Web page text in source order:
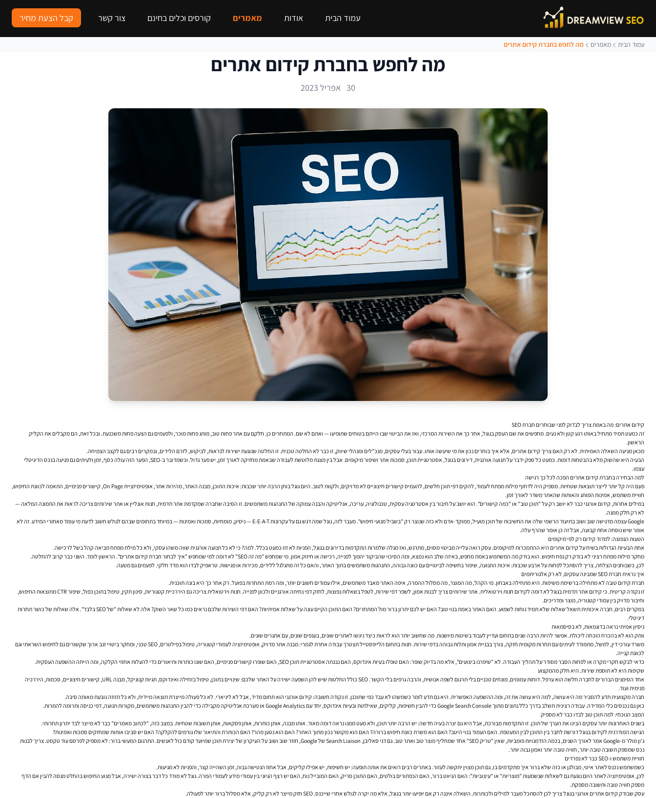
עמוד הבית אודות מאמרים קורסים וכלים בחינם צור קשר קבל הצעת מחיר
עמוד הבית מאמרים מה לחפש בחברת קידום אתרים
מה לחפש בחברת קידום אתרים
30 אפריל 2023
קידום אתרים: מה באמת צריך לבדוק לפני שבוחרים חברת SEO
זה כמעט תמיד מתחיל באותו רגע קטן ולא נעים. מחפשים את שם העסק בגוגל, אחר כך את השירות המרכזי, ואז את הביטוי שבו הייתם בטוחים שתופיעו — ואתם לא שם. המתחרים כן. חלקם עם אתר פחות טוב, מותג פחות מוכר, ולפעמים גם הצעה פחות משכנעת. ובכל זאת, הם מקבלים את הקליק
הראשון.
מכאן מגיעה השאלה האמיתית. לא רק האם צריך קידום אתרים, אלא איך בוחרים נכון את מי שיעשה אותו. עבור בעלי עסקים, מנכ"לים ומנהלי שיווק, זו כבר לא החלטה טכנית. זו החלטה שנוגעת ישירות לנראות, לביקוש, לזרם הלידים, ובמקרים רבים גם לקצב הצמיחה.
הבעיה היא שהשוק מלא בהבטחות דומות. כמעט כל ספק ידבר על תנועה אורגנית, דירוגים בגוגל, אסטרטגיית תוכן, סמכות אתר ושיפור מיקומים. אבל בין מצגת מלוטשת לעבודה שבאמת מחזיקה לאורך זמן, יש פער גדול. וכשמדובר ב-SEO, הפער הזה עולה כסף, זמן ולעיתים גם פגיעה בנכס הדיגיטלי
עצמו.
למה הבחירה בחברת קידום אתרים הפכה לכל כך רגישה
פעם היה קל יותר לייצר תוצאות שטחיות. מספיק היה לדחוף מילות מפתח לעמוד, להקים דפי תוכן חלשים, להעמיס קישורים חיצוניים לא מדויקים, ולקוות לטוב. היום גוגל בוחן הרבה יותר שכבות: איכות התוכן, מבנה האתר, מהירות אתר, אופטימיזציית On Page, קישורים פנימיים, התאמה לכוונת החיפוש,
חוויית משתמש, אמינות המותג והאותות שהאתר משדר לאורך זמן.
במילים אחרות, קידום אורגני כבר לא יושב רק על "תוכן טוב" או "כמה קישורים". הוא יושב על חיבור בין אסטרטגיה עסקית, טכנולוגיה, עריכה, אנליטיקה והבנה עמוקה של התנהגות משתמשים. זו הסיבה שחברה שמקדמת אתר תדמית, חנות אונליין או אתר שירותים צריכה לראות את התמונה המלאה —
לא רק חלק ממנה.
Google עצמה מדגישה שוב ושוב בתיעוד הרשמי שלה את החשיבות של תוכן מועיל, ממוקד-אדם ולא כזה שנוצר רק "בשביל מנועי חיפוש". מעבר לזה, גוגל שמה דגש גם על עקרונות E-E-A-T — ניסיון, מומחיות, סמכות ואמינות — במיוחד בתחומים שבהם לגולש חשוב לדעת מי עומד מאחורי המידע. זה לא
אומר שיש נוסחה אחת קבועה, אבל זה כן אומר שהרף עלה.
הטעות הנפוצה: למדוד קידום רק לפי מיקומים
אחת הבעיות הגדולות בשיח על קידום אתרים היא ההתמכרות למיקומים. עסק רואה עלייה מביטוי מסוים, מתרגש, ואז מגלה שלמרות התקדמות בדירוגים בגוגל, הפניות לא זזו כמעט בכלל. למה? כי לא כל תנועה אורגנית שווה משהו עסקי, ולא כל מילת מפתח מביאה קהל בשל לרכישה.
מחקר מילות מפתח רציני לא בודק רק נפח חיפוש. הוא בודק מה המשתמש באמת מחפש, באיזה שלב הוא נמצא, ומה הסיכוי שהביקור יהפוך לפנייה, רכישה או חיזוק אמון. מי שמחפש "מה זה SEO" לא דומה למי שמחפש "איך לבחור חברת קידום אתרים". הראשון לומד. השני כבר קרוב להחלטה.
לכן, כשבוחנים הצלחה, צריך להסתכל לפחות על ארבע שכבות: איכות התנועה, שיפור בחשיפה לביטויים עם כוונה גבוהה, התנהגות משתמשים בתוך האתר, והאם כל זה מתגלגל ללידים, מכירות או פגישות. טראפיק לבדו הוא מדד חלקי. לפעמים גם מטעה.
איך נראית חברת SEO שמבינה עסקים, לא רק אלגוריתמים
חברת קידום טובה לא מתחילה ברשימת משימות. היא מתחילה באבחון. מי הקהל, מה המוצר, מה מסלול ההמרה, איפה האתר מאבד משתמשים, אילו עמודים חשובים יותר, ומה רמת התחרות בפועל. רק אחר כך היא בונה תוכנית.
זו נקודה קריטית. כי קידום אתר תדמית בגוגל לא דומה לקידום חנות וירטואלית. אתר שירותים צריך לבנות אמון, לשפר דפי שירות, לטפל בשאלות נפוצות, לחזק דפי נחיתה אורגניים ולכוון לפנייה. חנות וירטואלית צריכה גם היררכיית קטגוריות, סינון תקין, טיפול בתוכן כפול, שיפור CTR מתוצאות החיפוש,
וחיבור מדויק בין עמודי קטגוריה, מוצר ומדריכים.
במקרים רבים, חברה איכותית תשאל שאלות שלא תמיד נוחות לשמוע. האם האתר באמת בנוי טוב? האם יש לכם יתרון ברור מול המתחרים? האם התוכן הקיים עונה על שאלות אמיתיות? האם דפי השירות שלכם נראים כמו כל שאר השוק? אלה לא שאלות "של SEO בלבד". אלה שאלות של כושר תחרות
דיגיטלי.
ניסיון אמיתי נראה בדוגמאות, לא בסיסמאות
וותק הוא לא בהכרח הוכחה ליכולת. אפשר להיות הרבה שנים בתחום ועדיין לעבוד בשיטות מיושנות. מה שחשוב יותר הוא לראות כיצד ניגשו לאתרים שונים, בענפים שונים, עם אתגרים שונים.
משרד עורכי דין, למשל, מתמודד לעיתים עם תחרות מקומית חזקה, צורך בבניית אמון ותלות גבוהה בדפי שירות. חנות בתחום הלייפסטייל תצטרך עבודה אחרת לגמרי: מבנה אתר מדויק, אופטימיזציה לעמודי קטגוריה, טיפול בפילטרים, SEO טכני, ומחקר ביטויי זנב ארוך שקשורים גם לחיפוש השראתי וגם
לכוונת קנייה.
כדאי לבקש חקרי מקרה או לפחות הסבר מסודר על תהליך העבודה. לא "שיפרנו ביצועים", אלא מה בדיוק שופר: האם טופלו בעיות אינדוקס, האם נבנתה אסטרטגיית תוכן SEO, האם שופרו קישורים פנימיים, האם שונו כותרות ותיאורים כדי להעלות אחוזי הקלקה, ומה הייתה ההשפעה העסקית.
שקיפות היא לא תוספת שירות. היא חלק מהמקצוע
אחד הסימנים הברורים לחברה חלשה הוא ערפל. דוחות עמומים, מונחים טכניים בלי תרגום לשפה אנושית, והרבה גרפים בלי הקשר. SEO כולל החלטות שיש להן השפעה ישירה על האתר שלכם: שינויים בתוכן, טיפול בזחילה ואינדוקס, תגיות קנוניקל, מבנה URL, קישורים חיצוניים, סכמות, היררכיה
פנימית ועוד.
חברה מקצועית תדע להסביר מה היא עושה, למה היא עושה את זה, ומה ההשפעה האפשרית. היא גם תדע לומר כשמשהו לא עבד כפי שתוכנן. זו נקודה חשובה: קידום אורגני הוא תחום מדיד, אבל לא ליניארי. לא כל פעולה מייצרת תוצאה מיידית, ולא כל תזוזה נובעת מאותה סיבה.
כאן גם נכנסים כלי המדידה. עבודה רצינית תשלב בדרך כלל נתונים מתוך Google Search Console כדי להבין חשיפות, קליקים, שאילתות ובעיות אינדוקס, יחד עם Google Analytics או מערכת אנליטיקה מקבילה כדי להבין התנהגות משתמשים, מקורות תנועה, דפי כניסה ותרומה להמרות.
המצב הנוכחי: למה תוכן טוב לבדו כבר לא מספיק
בשנים האחרונות יותר עסקים הבינו את הערך של תוכן. זו התקדמות מבורכת, אבל היא גם יצרה בעיה חדשה: יש הרבה יותר תוכן, ולא מעט ממנו נראה דומה מאוד. אותו מבנה, אותן כותרות, אותן פסקאות, אותן תשובות שטחיות. במצב כזה, "לכתוב מאמרים" כבר לא מייצר לבד יתרון תחרותי.
הגישה המודרנית לקידום בגוגל דורשת לחבר בין התוכן לבין המעטפת. האם העמוד בנוי היטב? האם הוא משרת כוונת חיפוש ברורה? האם הוא מקושר נכון מתוך האתר? האם הוא נטען מהר? האם הכותרת והתיאור שלו גורמים להקלקה? האם יש סביבו אותות שמחזקים סמכות ואמינות?
ג'ון מולר מ-Google אמר לאורך השנים, בכמה הזדמנויות פומביות, שאין "טריק SEO" אחד שמחליף מוצר טוב ואתר טוב. גם דני סאליבן, Search Liaison של Google, חוזר שוב ושוב על העיקרון של יצירת תוכן שמיועד קודם כול לאנשים. התרגום המעשי ברור: לא מספיק לפרסם עוד טקסט. צריך לבנות
נכס שמספק תשובה טובה יותר, חוויה טובה יותר ואמון גבוה יותר.
חוויית משתמש ו-SEO כבר לא נפרדים
כשמשתמש נכנס לאתר איטי, מבולגן או כזה שלא ברור איך מתקדמים בו, גם תוכן מצוין יתקשה לעזור. באתרים רבים רואים את אותה תופעה: יש חשיפות, יש אפילו קליקים, אבל אחוז הנטישה גבוה, זמן השהייה קצר, והפניות לא מגיעות.
לכן, אופטימיזציה לאתר היום נוגעת גם לשאלות שנשמעות "מוצריות" או "עיצוביות": האם הניווט ברור, האם הכפתורים בולטים, האם התוכן סריק, האם המובייל נוח, האם יש רצף הגיוני בין עמודי מידע לעמודי המרה. גוגל לא מודד כל דבר בצורה ישירה, אבל מנוע החיפוש בהחלט מנסה להבין אם הדף
מספק חוויה טובה ותשובה מספקת.
עסק שבודק קידום אתרים אורגני בגוגלצריך לכן להסתכל מעבר למילים ולכותרות. השאלה איננה רק אם יופיעו יותר בגוגל, אלא מה יקרה לגולש אחרי שייכנס. SEO חזק מייצר לא רק קליק, אלא מסלול ברור יותר לפעולה.